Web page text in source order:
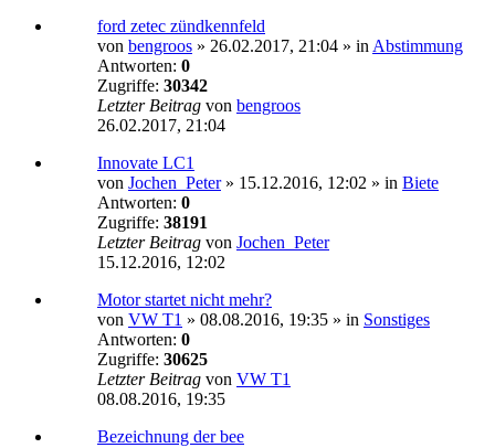
ford zetec zündkennfeld
von bengroos » 26.02.2017, 21:04 » in Abstimmung
Antworten: 0
Zugriffe: 30342
Letzter Beitrag von bengroos
26.02.2017, 21:04
Innovate LC1
von Jochen_Peter» 15.12.2016, 12:02 » in Biete
Antworten: 0
Zugriffe: 38191
Letzter Beitrag von Jochen_Peter
15.12.2016, 12:02
Motor startet nicht mehr?
von VW T1 » 08.08.2016, 19:35 » in Sonstiges
Antworten: 0
Zugriffe: 30625
Letzter Beitrag von VW T1
08.08.2016, 19:35
Bezeichnung der bee